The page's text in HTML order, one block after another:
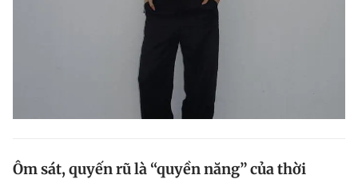
Ôm sát, quyến rũ là “quyền năng” của thời